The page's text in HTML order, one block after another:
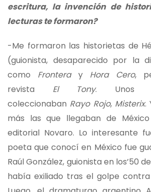
escritura, la invención de
lecturas te formaron?
-Me formaron las historietas de
(guionista, desaparecido por la
como Fronteray Hora Cero,
revista El Tony. Unos
coleccionaban Rayo Rojo, Misterix.
más las que llegaban de
editorial Novaro. Lo interesante
poeta que conocí en México fue
Raúl González, guionista en los’50
había exiliado tras el golpe